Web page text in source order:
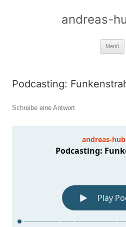
andreas-
Menü
Podcasting:
Schreibe eine Antwort